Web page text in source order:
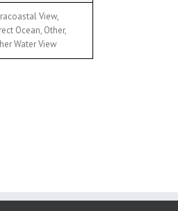
View,
Ocean, Other,
Water View